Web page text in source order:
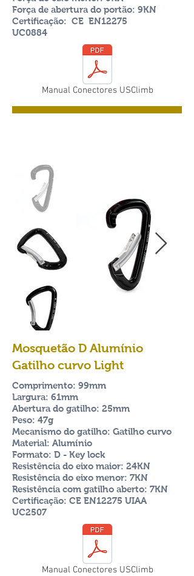
Força de abertura do portão: 9KN
Certificação: CE EN12275
UC0884
Manual Conectores USClimb
Mosquetão D Alumínio
Gatilho curvo Light
Comprimento: 99mm
Largura: 61mm
Abertura do gatilho: 25mm
Peso: 47g
Mecanismo do gatilho: Gatilho curvo
Material: Alumínio
Formato: D - Key lock
Resistência do eixo maior: 24KN
Resistência do eixo menor: 7KN
Resistência com gatilho aberto: 7KN
Certificação: CE EN12275 UIAA
UC2507
Manual Conectores USClimb